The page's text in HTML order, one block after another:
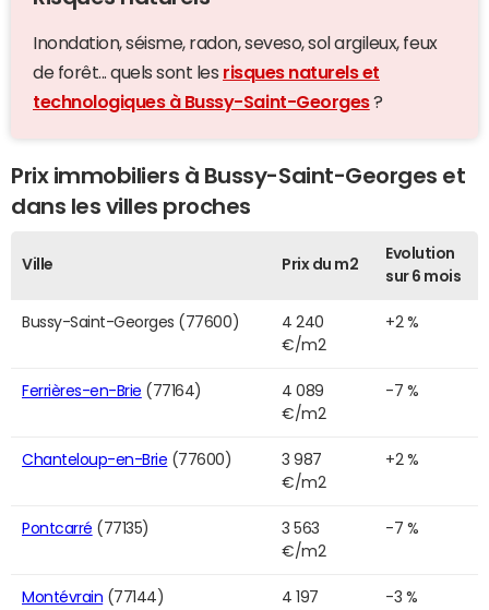
Inondation, séisme, radon, seveso, sol argileux, feux
de forêt... quels sont les risques naturels et
technologiques à Bussy-Saint-Georges?
Prix immobiliers à Bussy-Saint-Georges et
dans les villes proches
Ville Prix du m2
Evolution
sur 6 mois
Bussy-Saint-Georges (77600)
4 240
€/m2
+2 %
Ferrières-en-Brie (77164)
4 089
€/m2
-7 %
Chanteloup-en-Brie (77600)
3 987
€/m2
+2 %
Pontcarré (77135)
3 563
€/m2
-7 %
Montévrain (77144)
4 197
-3 %